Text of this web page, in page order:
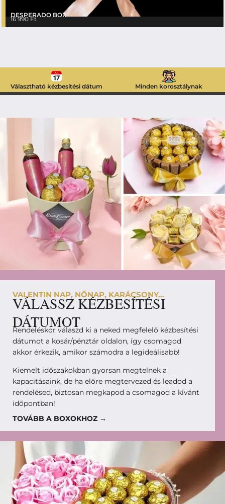
DESPERADO BOX
16 990Ft
Választható kézbesítési dátum Minden korosztálynak
VALENTIN NAP, NŐNAP, KARÁCSONY...
VÁLASSZ KÉZBESÍTÉSI
DÁTUMOT
Rendeléskor válaszd ki a neked megfelelő kézbesítési
dátumot a kosár/pénztár oldalon, így csomagod
akkor érkezik, amikor számodra a legideálisabb!
Kiemelt időszakokban gyorsan megtelnek a
kapacitásaink, de ha előre megtervezed és leadod a
rendelésed, biztosan megkapod a csomagod a kívánt
időpontban!
TOVÁBB A BOXOKHOZ →